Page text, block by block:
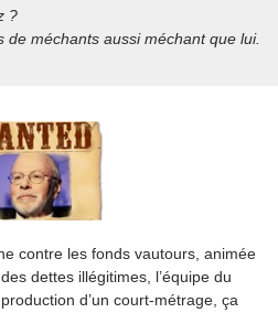
?
de méchants aussi méchant que lui.
contre les fonds vautours, animée
dettes illégitimes, l’équipe du
d’un court-métrage, ça